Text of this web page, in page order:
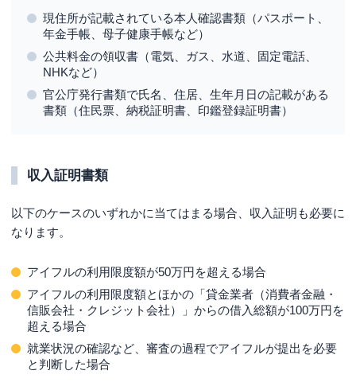
現住所が記載されている本人確認書類（パスポート、
年金手帳、母子健康手帳など）
公共料金の領収書（電気、ガス、水道、固定電話、
NHKなど）
官公庁発行書類で氏名、住居、生年月日の記載がある
書類（住民票、納税証明書、印鑑登録証明書）
収入証明書類
以下のケースのいずれかに当てはまる場合、収入証明も必要に
なります。
アイフルの利用限度額が50万円を超える場合
アイフルの利用限度額とほかの「貸金業者（消費者金融・
信販会社・クレジット会社）」からの借入総額が100万円を
超える場合
就業状況の確認など、審査の過程でアイフルが提出を必要
と判断した場合